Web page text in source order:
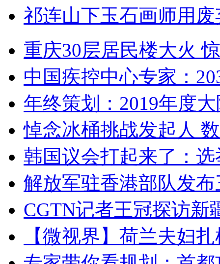
祁连山下玉石画师用
重庆30层居民楼大火
中国疾控中心专家：
年终策划：2019年度
悼念冰桶挑战发起人
韩国议会打起来了：
解放军驻香港部队发
CGTN记者王冠探访新
【微视界】荷兰夫妇